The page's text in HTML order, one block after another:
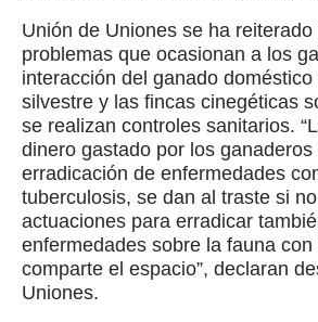
Unión de Uniones se ha
problemas que ocasionan a los
interacción del ganado
silvestre y las fincas cinegéticas
se realizan controles sanitarios.
dinero gastado por los
erradicación de enfermedades
tuberculosis, se dan al traste si
actuaciones para erradicar
enfermedades sobre la fauna con
comparte el espacio”, declaran
Uniones.